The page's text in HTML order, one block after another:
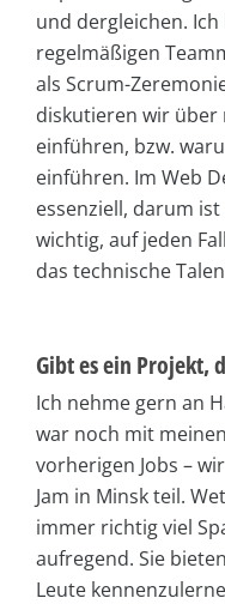
und dergleichen.
regelmäßigen
als Scrum-
diskutieren wir über
einführen, bzw.
einführen. Im Web
essenziell, darum
wichtig, auf jeden
das technische
Gibt es ein Projekt,
Ich nehme gern an
war noch mit
vorherigen Jobs –
Jam in Minsk teil.
immer richtig viel
aufregend. Sie
Leute